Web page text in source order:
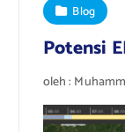
Blog
Potensi
oleh :